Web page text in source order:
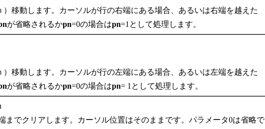
）移動します。カーソルが行の右端にある場合、あるいは右端を越えた
が省略されるかpn=0の場合はpn=1として処理します。
）移動します。カーソルが行の左端にある場合、あるいは左端を越えた
が省略されるかpn=0の場合はpn= 1として処理します。
までクリアします。カーソル位置はそのままです。パラメータ0は省略で